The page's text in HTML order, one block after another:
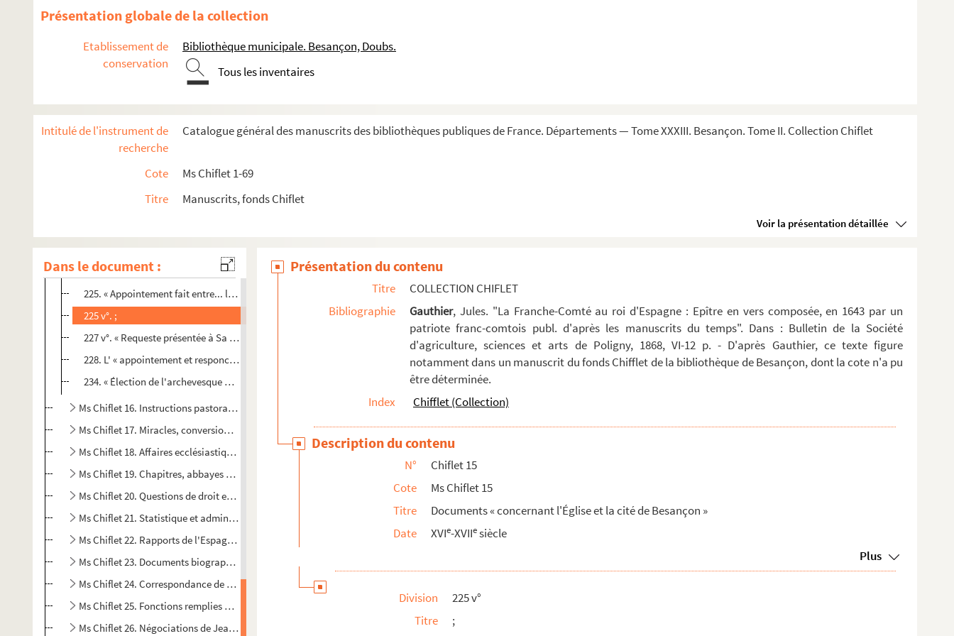
Présentation globale de la collection
Etablissement de
conservation
Bibliothèque municipale. Besançon, Doubs.
Tous les inventaires
Intitulé de l'instrument de
recherche
Catalogue général des manuscrits des bibliothèques publiques de France. Départements — Tome XXXIII. Besançon. Tome II. Collection Chiflet
Cote
Ms Chiflet 1-69
Titre
Manuscrits, fonds Chiflet
Voir la présentation détaillée
Dans le document :
216. ;
217. ;
218 v°. ;
219. ;
220 v°. « Ferdinand III, 13e empereur de la maison d'Austriche, empereur allemand 44 ; tous les ans nous dir...
222 v°. ;
223. ;
225. « Appointement fait entre... l'archevesque de Besançon, appellé Quentin, et les officiers du parleme...
225 v°. ;
227 v°. « Requeste présentée à Sa Majesté pour le restablissement de l'officialité », présentée au roi d'Esp...
228. L' « appointement et responce de Sa Majesté »
234. « Élection de l'archevesque Claude d'Achey » : narration inachevée
Ms Chiflet 16. Instructions pastorales, placards de dévotion et notices édifiantes : recueil de pièces imprimées po...
Ms Chiflet 17. Miracles, conversions et hérésies au XVIIesiècle : documents recueillis par Jules Chiflet
Ms Chiflet 18. Affaires ecclésiastiques en Franche-Comté, aux Pays-Bas et en Espagne
Ms Chiflet 19. Chapitres, abbayes et prieurés de Franche-Comté
Ms Chiflet 20. Questions de droit ecclésiastique : recueil de pièces formé par Jean-Jacques Chiflet
Ms Chiflet 21. Statistique et administration du diocèse de Besançon : documents recueillis par Jules Chiflet
Ms Chiflet 22. Rapports de l'Espagne avec le Saint-Siège au XVI
et au XVIIesiècle
Ms Chiflet 23. Documents biographiques sur les Chiflet
Ms Chiflet 24. Correspondance de Jean-Jacques et de Philippe Chiflet avec les héritiers de la maison de Granvelle, ...
Ms Chiflet 25. Fonctions remplies par Jean-Jacques, Philippe et Jules Chiflet à Bruxelles et à Madrid
Ms Chiflet 26. Négociations de Jean-Jacques Chiflet à Bruxelles comme mandataire de la municipalité souveraine de B...
Présentation du contenu
Titre
COLLECTION CHIFLET
Bibliographie
Gauthier, Jules. "La Franche-Comté au roi d'Espagne : Epître en vers composée, en 1643 par un
patriote franc-comtois publ. d'après les manuscrits du temps". Dans : Bulletin de la Société
d'agriculture, sciences et arts de Poligny, 1868, VI-12 p. - D'après Gauthier, ce texte figure
notamment dans un manuscrit du fonds Chifflet de la bibliothèque de Besançon, dont la cote n'a pu
être déterminée.
Index
Chifflet (Collection)
Description du contenu
N°
Chiflet 15
Cote
Ms Chiflet 15
Titre
Documents « concernant l'Église et la cité de Besançon »
Date
XVIe-XVIIesiècle
Plus
Division
225 v°
Titre
;